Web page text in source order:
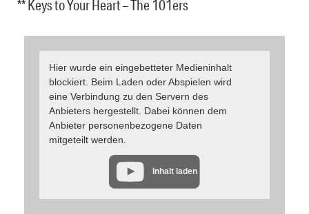
** Keys to Your Heart – The 101ers
Hier wurde ein eingebetteter Medieninhalt
blockiert. Beim Laden oder Abspielen wird
eine Verbindung zu den Servern des
Anbieters hergestellt. Dabei können dem
Anbieter personenbezogene Daten
mitgeteilt werden.
Inhalt laden